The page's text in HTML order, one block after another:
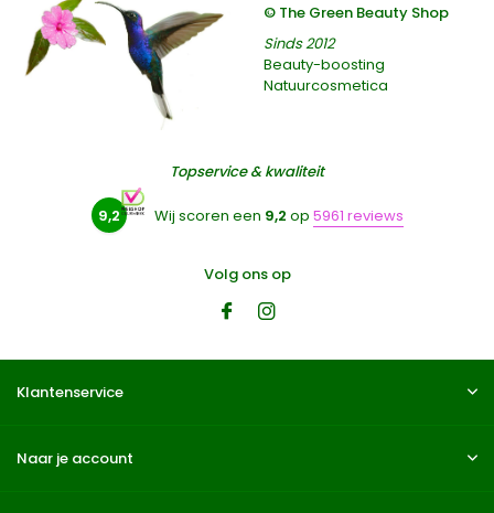
© The Green Beauty Shop
Sinds 2012
Beauty-boosting
Natuurcosmetica
Topservice & kwaliteit
9,2 Wij scoren een 9,2 op 5961 reviews
Volg ons op
Klantenservice
Naar je account